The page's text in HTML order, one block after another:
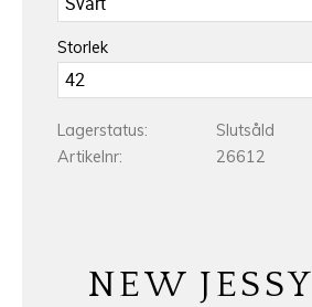
Storlek
Lagerstatus
Slutsåld
Artikelnr
26612
NEW JESSY